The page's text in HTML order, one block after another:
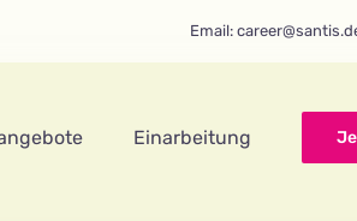
Email:
Einarbeitung